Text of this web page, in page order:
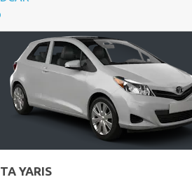
YARIS